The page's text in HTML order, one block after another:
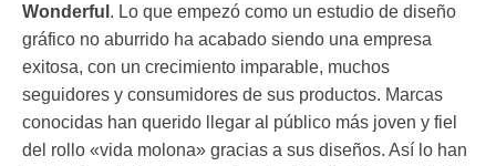
Wonderful . Lo que empezó como un estudio de diseño
gráfico no aburrido ha acabado siendo una empresa
exitosa, con un crecimiento imparable, muchos
seguidores y consumidores de sus productos. Marcas
conocidas han querido llegar al público más joven y fiel
del rollo «vida molona» gracias a sus diseños. Así lo han